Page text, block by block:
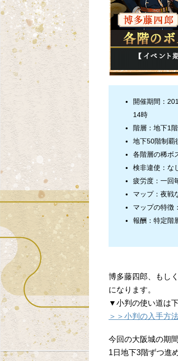
開催期間：
14時
階層：地下1
地下50階制覇
各階層の稀ボ
検非違使：な
疲労度：一回
マップ：夜戦
マップの特徴
報酬：特定階
博多藤四郎、もし
になります。
▼小判の使い道は
＞＞小判の入手方
今回の大阪城の期
1日地下3階ずつ進